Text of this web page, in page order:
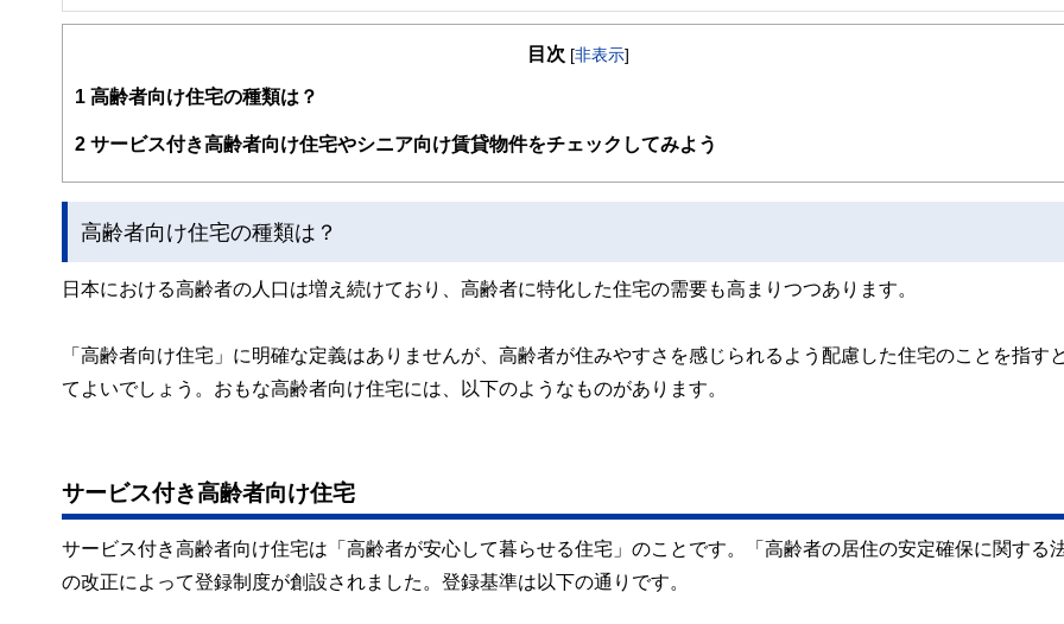
FinancialField編集部は、金融、経済に関する記事を、日々の暮らしにどのような影響を与えるかという視点で、お金の知識がない方でも理解
案から記事掲載まですべての工程に関わることで、読者目線のコンテンツを追求しています。
FinancialFieldの特徴は、ファイナンシャルプランナー、弁護士、税理士、宅地建物取引士、相続診断士、住宅ローンアドバイザー、DCプラン
ー、公認会計士、社会保険労務士、行政書士、投資アナリスト、キャリアコンサルタントなど150名以上の有資格者を執筆者・監修者として迎
と、読み応えのあるコンテンツと確かな情報発信を実現しています。
私たちは、快適でより良い生活のアイデアを提供するお金のコンシェルジュを目指します。
目次 [非表示]
1 高齢者向け住宅の種類は？
2 サービス付き高齢者向け住宅やシニア向け賃貸物件をチェックしてみよう
高齢者向け住宅の種類は？
日本における高齢者の人口は増え続けており、高齢者に特化した住宅の需要も高まりつつあります。
「高齢者向け住宅」に明確な定義はありませんが、高齢者が住みやすさを感じられるよう配慮した住宅のことを指す
てよいでしょう。おもな高齢者向け住宅には、以下のようなものがあります。
サービス付き高齢者向け住宅
サービス付き高齢者向け住宅は「高齢者が安心して暮らせる住宅」のことです。「高齢者の居住の安定確保に関する法
の改正によって登録制度が創設されました。登録基準は以下の通りです。